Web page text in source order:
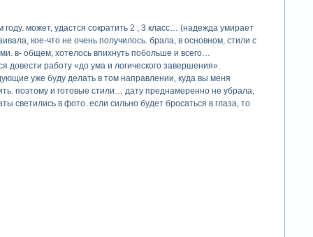
может, удастся сократить 2 , 3 класс… (надежда умирает
кое-что не очень получилось. брала, в основном, стили с
в- общем, хотелось впихнуть побольше и всего…
работу «до ума и логического завершения».
уже буду делать в том направлении, куда вы меня
поэтому и готовые стили… дату преднамеренно не убрала,
светились в фото. если сильно будет бросаться в глаза, то